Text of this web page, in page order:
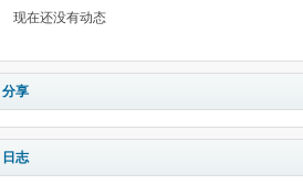
现在还没有动态
分享
日志